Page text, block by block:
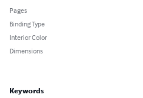
Pages
Binding Type
Interior Color
Dimensions
Keywords